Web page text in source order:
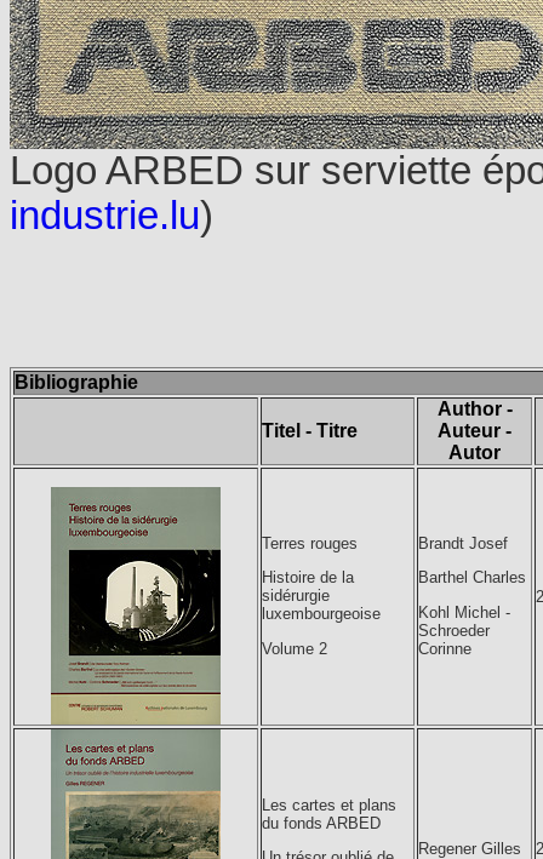
Logo ARBED sur serviette
industrie.lu)
Bibliographie
Titel - Titre
Author -
Auteur -
Autor
Terres rouges
Histoire de la
sidérurgie
luxembourgeoise
Volume 2
Brandt Josef
Barthel Charles
Kohl Michel -
Schroeder
Corinne
Les cartes et plans
du fonds ARBED
Regener Gilles